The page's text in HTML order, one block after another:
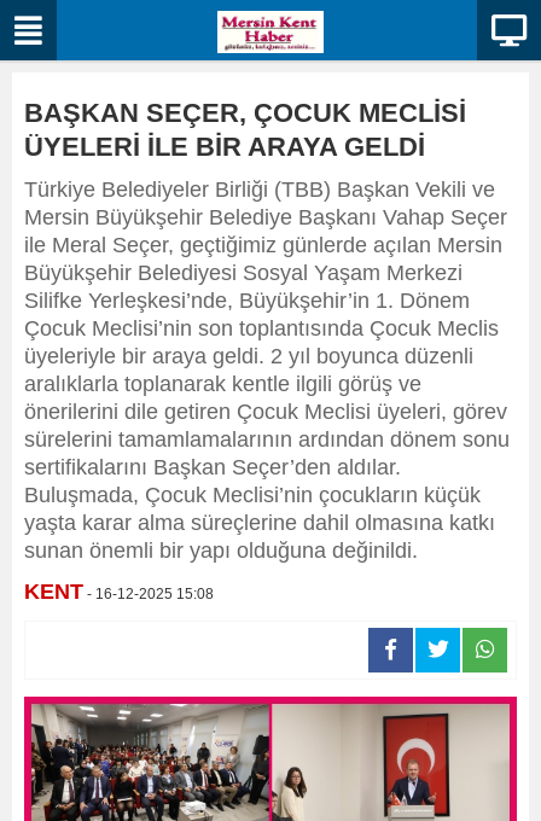
BAŞKAN SEÇER, ÇOCUK MECLİSİ
ÜYELERİ İLE BİR ARAYA GELDİ
Türkiye Belediyeler Birliği (TBB) Başkan Vekili ve
Mersin Büyükşehir Belediye Başkanı Vahap Seçer
ile Meral Seçer, geçtiğimiz günlerde açılan Mersin
Büyükşehir Belediyesi Sosyal Yaşam Merkezi
Silifke Yerleşkesi’nde, Büyükşehir’in 1. Dönem
Çocuk Meclisi’nin son toplantısında Çocuk Meclis
üyeleriyle bir araya geldi. 2 yıl boyunca düzenli
aralıklarla toplanarak kentle ilgili görüş ve
önerilerini dile getiren Çocuk Meclisi üyeleri, görev
sürelerini tamamlamalarının ardından dönem sonu
sertifikalarını Başkan Seçer’den aldılar.
Buluşmada, Çocuk Meclisi’nin çocukların küçük
yaşta karar alma süreçlerine dahil olmasına katkı
sunan önemli bir yapı olduğuna değinildi.
KENT - 16-12-2025 15:08